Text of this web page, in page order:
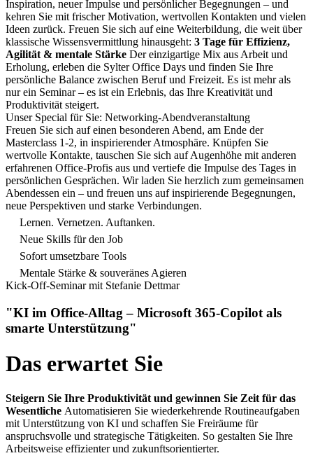
Inspiration, neuer Impulse und persönlicher Begegnungen – und
kehren Sie mit frischer Motivation, wertvollen Kontakten und vielen
Ideen zurück. Freuen Sie sich auf eine Weiterbildung, die weit über
klassische Wissensvermittlung hinausgeht: 3 Tage für Effizienz,
Agilität & mentale Stärke Der einzigartige Mix aus Arbeit und
Erholung, erleben die Sylter Office Days und finden Sie Ihre
persönliche Balance zwischen Beruf und Freizeit. Es ist mehr als
nur ein Seminar – es ist ein Erlebnis, das Ihre Kreativität und
Produktivität steigert.
Unser Special für Sie: Networking-Abendveranstaltung
Freuen Sie sich auf einen besonderen Abend, am Ende der
Masterclass 1-2, in inspirierender Atmosphäre. Knüpfen Sie
wertvolle Kontakte, tauschen Sie sich auf Augenhöhe mit anderen
erfahrenen Office-Profis aus und vertiefe die Impulse des Tages in
persönlichen Gesprächen. Wir laden Sie herzlich zum gemeinsamen
Abendessen ein – und freuen uns auf inspirierende Begegnungen,
neue Perspektiven und starke Verbindungen.
Lernen. Vernetzen. Auftanken.
Neue Skills für den Job
Sofort umsetzbare Tools
Mentale Stärke & souveränes Agieren
Kick-Off-Seminar mit Stefanie Dettmar
"KI im Office-Alltag – Microsoft 365-Copilot als
smarte Unterstützung"
Das erwartet Sie
Steigern Sie Ihre Produktivität und gewinnen Sie Zeit für das
Wesentliche Automatisieren Sie wiederkehrende Routineaufgaben
mit Unterstützung von KI und schaffen Sie Freiräume für
anspruchsvolle und strategische Tätigkeiten. So gestalten Sie Ihre
Arbeitsweise effizienter und zukunftsorientierter.